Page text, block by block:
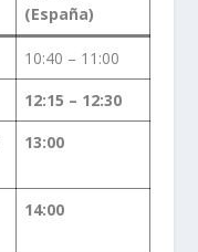
(España)
10:40 – 11:00
12:15 – 12:30
13:00
14:00